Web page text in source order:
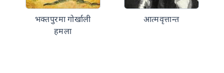
भक्तपुरमा गोर्खाली
हमला
आत्मवृत्तान्त